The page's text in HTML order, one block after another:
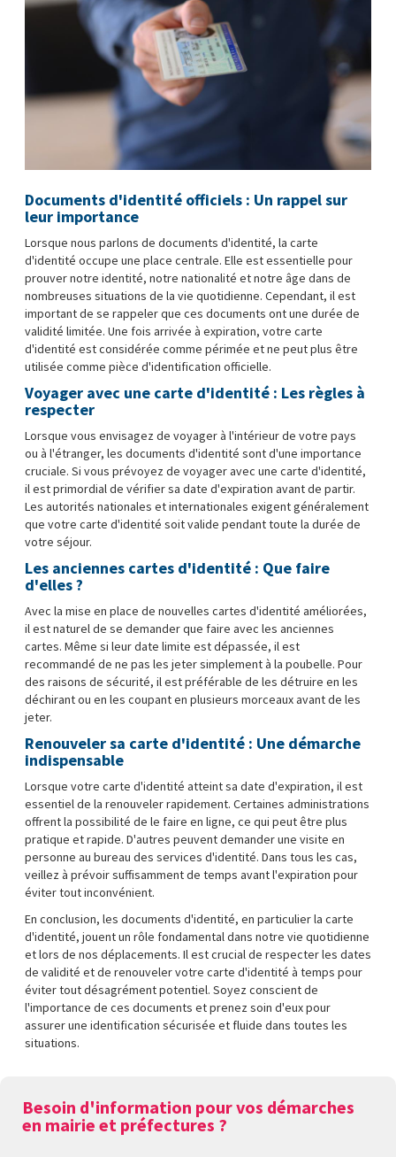
Documents d'identité officiels : Un rappel sur
leur importance
Lorsque nous parlons de documents d'identité, la carte
d'identité occupe une place centrale. Elle est essentielle pour
prouver notre identité, notre nationalité et notre âge dans de
nombreuses situations de la vie quotidienne. Cependant, il est
important de se rappeler que ces documents ont une durée de
validité limitée. Une fois arrivée à expiration, votre carte
d'identité est considérée comme périmée et ne peut plus être
utilisée comme pièce d'identification officielle.
Voyager avec une carte d'identité : Les règles à
respecter
Lorsque vous envisagez de voyager à l'intérieur de votre pays
ou à l'étranger, les documents d'identité sont d'une importance
cruciale. Si vous prévoyez de voyager avec une carte d'identité,
il est primordial de vérifier sa date d'expiration avant de partir.
Les autorités nationales et internationales exigent généralement
que votre carte d'identité soit valide pendant toute la durée de
votre séjour.
Les anciennes cartes d'identité : Que faire
d'elles ?
Avec la mise en place de nouvelles cartes d'identité améliorées,
il est naturel de se demander que faire avec les anciennes
cartes. Même si leur date limite est dépassée, il est
recommandé de ne pas les jeter simplement à la poubelle. Pour
des raisons de sécurité, il est préférable de les détruire en les
déchirant ou en les coupant en plusieurs morceaux avant de les
jeter.
Renouveler sa carte d'identité : Une démarche
indispensable
Lorsque votre carte d'identité atteint sa date d'expiration, il est
essentiel de la renouveler rapidement. Certaines administrations
offrent la possibilité de le faire en ligne, ce qui peut être plus
pratique et rapide. D'autres peuvent demander une visite en
personne au bureau des services d'identité. Dans tous les cas,
veillez à prévoir suffisamment de temps avant l'expiration pour
éviter tout inconvénient.
En conclusion, les documents d'identité, en particulier la carte
d'identité, jouent un rôle fondamental dans notre vie quotidienne
et lors de nos déplacements. Il est crucial de respecter les dates
de validité et de renouveler votre carte d'identité à temps pour
éviter tout désagrément potentiel. Soyez conscient de
l'importance de ces documents et prenez soin d'eux pour
assurer une identification sécurisée et fluide dans toutes les
situations.
Besoin d'information pour vos démarches
en mairie et préfectures ?